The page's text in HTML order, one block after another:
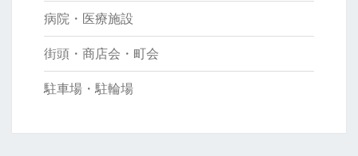
病院・医療施設
街頭・商店会・町会
駐車場・駐輪場